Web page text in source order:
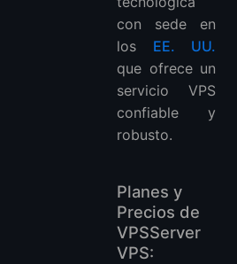
con sede en
los EE. UU.
que ofrece un
servicio VPS
confiable y
robusto.
Planes y
Precios de
VPSServer
VPS: